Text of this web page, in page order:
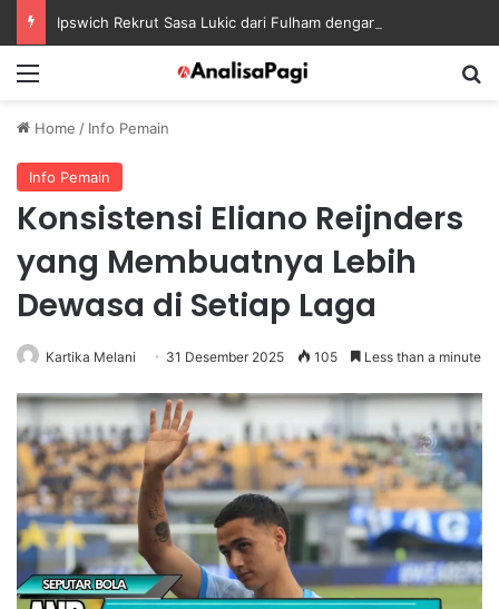
Home / Info Pemain
Info Pemain
Konsistensi Eliano Reijnders
yang Membuatnya Lebih
Dewasa di Setiap Laga
Kartika Melani 31 Desember 2025 105 Less than a minute